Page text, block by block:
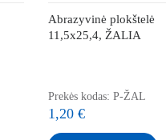
Abrazyvinė plokštelė
11,5x25,4, ŽALIA
Prekės kodas: P-ŽAL
1,20 €